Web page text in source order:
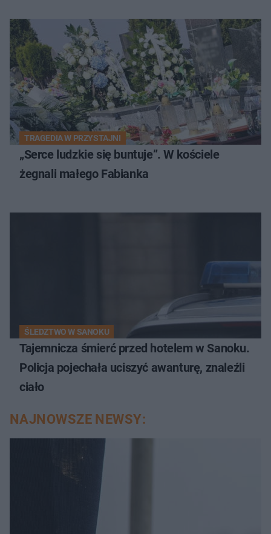
TRAGEDIA W PRZYSTAJNI
„Serce ludzkie się buntuje”. W kościele
żegnali małego Fabianka
ŚLEDZTWO W SANOKU
Tajemnicza śmierć przed hotelem w Sanoku.
Policja pojechała uciszyć awanturę, znaleźli
ciało
NAJNOWSZE NEWSY: